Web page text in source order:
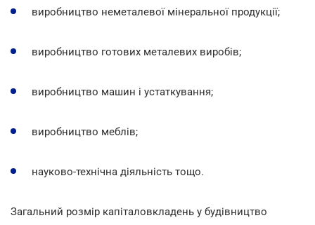
виробництво неметалевої мінеральної продукції;
виробництво готових металевих виробів;
виробництво машин і устаткування;
виробництво меблів;
науково-технічна діяльність тощо.
Загальний розмір капіталовкладень у будівництво